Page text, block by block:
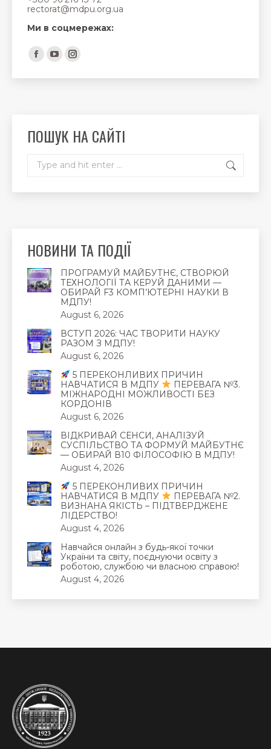
rectorat@mdpu.org.ua
Ми в соцмережах:
Find us on:
Facebook
page
window
YouTube
page
window
Instagram
page
window
ПОШУК НА САЙТІ
НОВИНИ ТА ПОДІЇ
ПРОГРАМУЙ МАЙБУТНЄ, СТВОРЮЙ
ТЕХНОЛОГІЇ ТА КЕРУЙ ДАНИМИ —
ОБИРАЙ F3 КОМП’ЮТЕРНІ НАУКИ В
МДПУ!
August 6, 2026
ВСТУП 2026: ЧАС ТВОРИТИ НАУКУ
РАЗОМ З МДПУ!
August 6, 2026
5 ПЕРЕКОНЛИВИХ ПРИЧИН
НАВЧАТИСЯ В МДПУ
ПЕРЕВАГА №3.
МІЖНАРОДНІ МОЖЛИВОСТІ БЕЗ
КОРДОНІВ
August 6, 2026
ВІДКРИВАЙ СЕНСИ, АНАЛІЗУЙ
СУСПІЛЬСТВО ТА ФОРМУЙ МАЙБУТНЄ
— ОБИРАЙ В10 ФІЛОСОФІЮ В МДПУ!
August 4, 2026
5 ПЕРЕКОНЛИВИХ ПРИЧИН
НАВЧАТИСЯ В МДПУ
ПЕРЕВАГА №2.
ВИЗНАНА ЯКІСТЬ – ПІДТВЕРДЖЕНЕ
ЛІДЕРСТВО!
August 4, 2026
Навчайся онлайн з будь-якої точки
України та світу, поєднуючи освіту з
роботою, службою чи власною справою!
August 4, 2026